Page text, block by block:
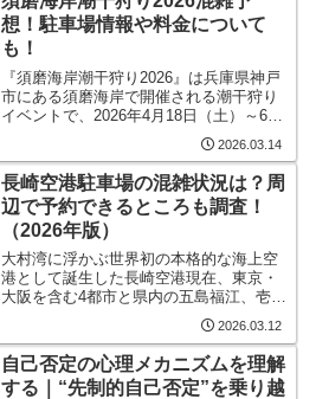
い場所”です。ひきこも...
想！駐車場情報や料金について
も！
『須磨海岸潮干狩り2026』は兵庫県神戸
市にある須磨海岸で開催される潮干狩り
イベントで、2026年4月18日（土）～6月
1日（月）までの期間で予定されていま
す。毎年多くの潮干狩り客で賑わう須磨
海岸潮干狩りですが、「混雑予想は？」
「駐車場情報...
2026.03.14
長崎空港駐車場の混雑状況は？周
辺で予約できるところも調査！
（2026年版）
大村湾に浮かぶ世界初の本格的な海上空
港として誕生した長崎空港現在、東京・
大阪を含む4都市と県内の五島福江、壱
岐、対馬を結ぶ国内線および香港、上海
を結ぶ国際線が運航しております。空港
内には長崎グルメを代表するちゃんぽん
や皿うどんを提供する飲食...
2026.03.12
自己否定の心理メカニズムを理解
する｜“先制的自己否定”を乗り越